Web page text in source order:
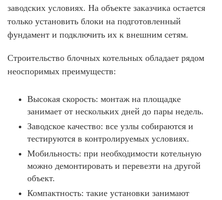
заводских условиях. На объекте заказчика остается
только установить блоки на подготовленный
фундамент и подключить их к внешним сетям.
Строительство блочных котельных обладает рядом
неоспоримых преимуществ:
Высокая скорость: монтаж на площадке
занимает от нескольких дней до пары недель.
Заводское качество: все узлы собираются и
тестируются в контролируемых условиях.
Мобильность: при необходимости котельную
можно демонтировать и перевезти на другой
объект.
Компактность: такие установки занимают